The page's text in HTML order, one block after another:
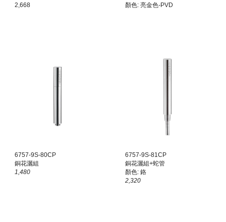
2,668
顏色: 亮金色-PVD
6757-9S-80CP
銅花灑組
1,480
6757-9S-81CP
銅花灑組+蛇管
顏色:鉻
2,320